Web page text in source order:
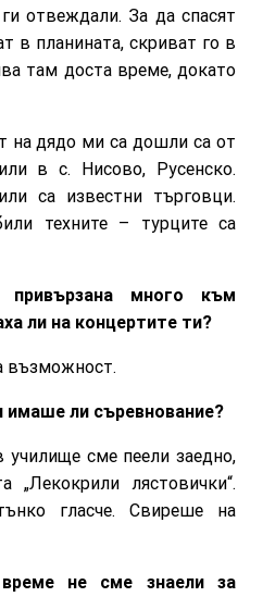
отвеждали. За да спасят
в планината, скриват го в
там доста време, докато
на дядо ми са дошли са от
в с. Нисово, Русенско.
са известни търговци.
техните – турците са
много към
ли на концертите ти?
възможност.
ли съревнование?
училище сме пеели заедно,
„Лекокрили лястовички“.
гласче. Свиреше на
не сме знаели за